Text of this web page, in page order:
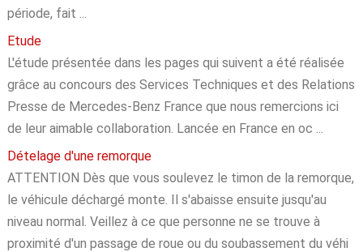
période, fait ...
Etude
L'étude présentée dans les pages qui suivent a été réalisée
grâce au concours des Services Techniques et des Relations
Presse de Mercedes-Benz France que nous remercions ici
de leur aimable collaboration. Lancée en France en oc ...
Dételage d'une remorque
ATTENTION Dès que vous soulevez le timon de la remorque,
le véhicule déchargé monte. Il s'abaisse ensuite jusqu'au
niveau normal. Veillez à ce que personne ne se trouve à
proximité d'un passage de roue ou du soubassement du véhi